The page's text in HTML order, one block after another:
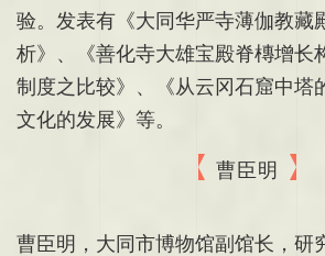
验。发表有《大同华严寺薄伽教藏
析》、《善化寺大雄宝殿脊槫增长
制度之比较》、《从云冈石窟中塔
文化的发展》等。
曹臣明
曹臣明，大同市博物馆副馆长，研